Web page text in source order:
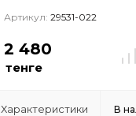
Артикул: 29531-022
2 480
тенге
Характеристики В